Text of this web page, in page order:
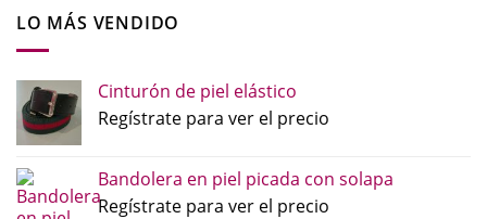
LO MÁS VENDIDO
Cinturón de piel elástico
Regístrate para ver el precio
Bandolera en piel picada con solapa
Regístrate para ver el precio